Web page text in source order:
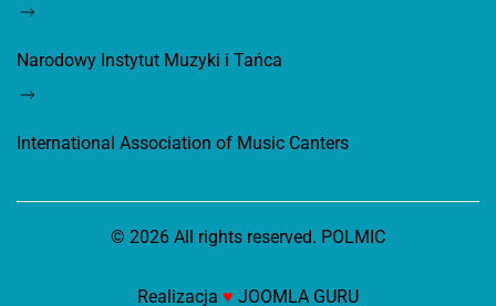
Narodowy Instytut Muzyki i Tańca
International Association of Music Canters
© 2026 All rights reserved. POLMIC
Realizacja ♥ JOOMLA GURU